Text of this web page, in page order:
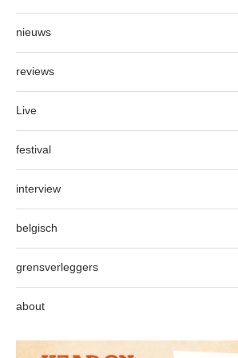
nieuws
reviews
Live
festival
interview
belgisch
grensverleggers
about